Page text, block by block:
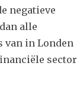
negatieve
alle
van in Londen
sector